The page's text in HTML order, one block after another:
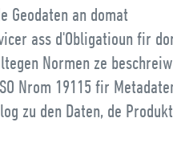
Geodaten an domat
ass d'Obligatioun fir
Normen ze
Nrom 19115 fir
zu den Daten, de